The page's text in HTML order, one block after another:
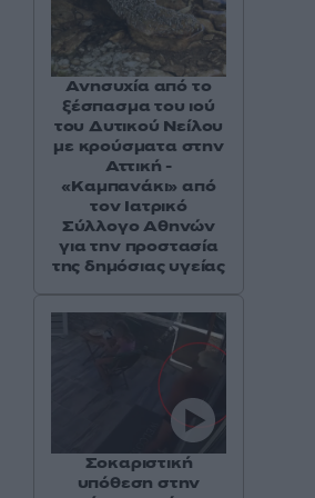
Ανησυχία από το
ξέσπασμα του ιού
του Δυτικού Νείλου
με κρούσματα στην
Αττική -
«Καμπανάκι» από
τον Ιατρικό
Σύλλογο Αθηνών
για την προστασία
της δημόσιας υγείας
Σοκαριστική
υπόθεση στην